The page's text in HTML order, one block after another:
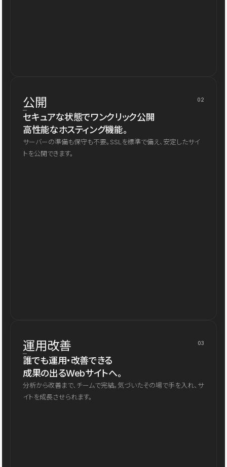
公開 02
セキュアな状態でワンクリック公開
高性能なホスティング機能。
サーバーの準備も保守も不要。SSLを標準で備え、安定したサイ
トを公開できます。
運用改善 03
誰でも運用・改善できる
成果の出るWebサイトへ。
分析から改善まで、チームで完結。気づいたその場で手を入れ、サ
イトを成長させられます。